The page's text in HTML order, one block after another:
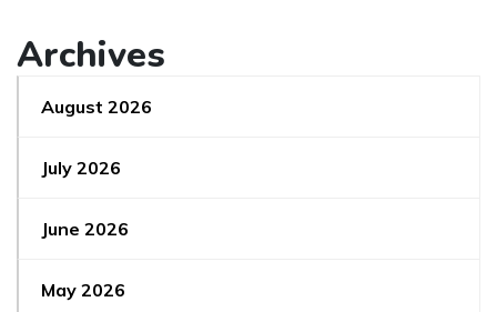
Archives
August 2026
July 2026
June 2026
May 2026